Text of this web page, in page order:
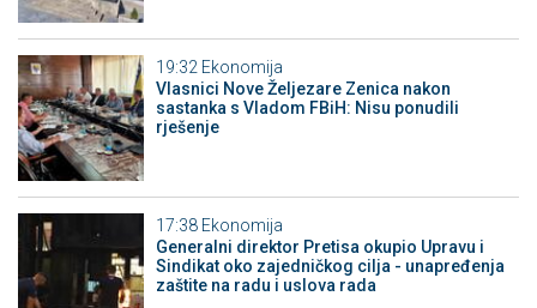
19:32 Ekonomija
Vlasnici Nove Željezare Zenica nakon
sastanka s Vladom FBiH: Nisu ponudili
rješenje
17:38 Ekonomija
Generalni direktor Pretisa okupio Upravu i
Sindikat oko zajedničkog cilja - unapređenja
zaštite na radu i uslova rada